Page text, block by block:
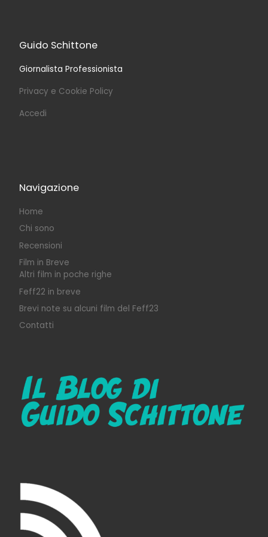
Guido Schittone
Giornalista Professionista
Privacy e Cookie Policy
Accedi
Navigazione
Home
Chi sono
Recensioni
Film in Breve
Altri film in poche righe
Feff22 in breve
Brevi note su alcuni film del Feff23
Contatti